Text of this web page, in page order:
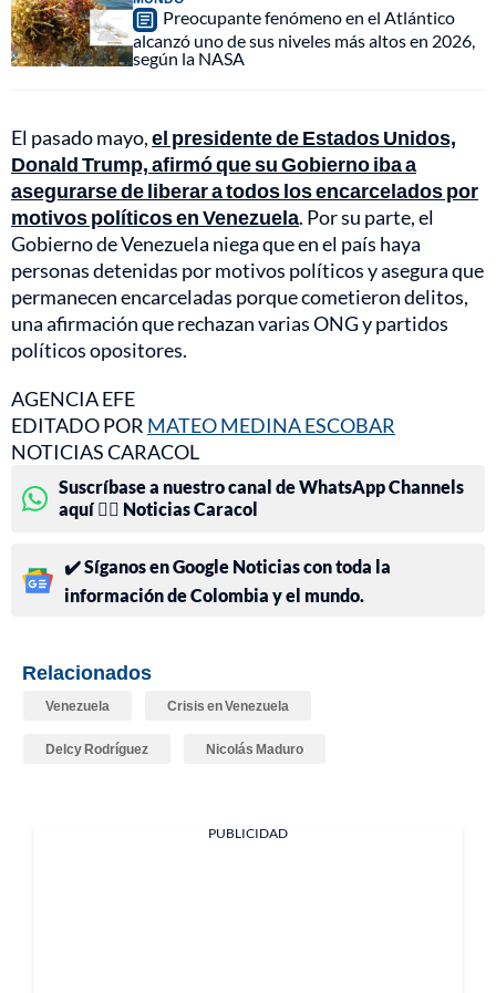
Preocupante fenómeno en el Atlántico
alcanzó uno de sus niveles más altos en 2026,
según la NASA
El pasado mayo,el presidente de Estados Unidos,
Donald Trump, afirmó que su Gobierno iba a
asegurarse de liberar a todos los encarcelados por
motivos políticos en Venezuela. Por su parte, el
Gobierno de Venezuela niega que en el país haya
personas detenidas por motivos políticos y asegura que
permanecen encarceladas porque cometieron delitos,
una afirmación que rechazan varias ONG y partidos
políticos opositores.
AGENCIA EFE
EDITADO POR MATEO MEDINA ESCOBAR
NOTICIAS CARACOL
Suscríbase a nuestro canal de WhatsApp Channels
aquí 👉🏻 Noticias Caracol
✔️ Síganos en Google Noticias con toda la
información de Colombia y el mundo.
Relacionados
Venezuela Crisis en Venezuela
Delcy Rodríguez Nicolás Maduro
PUBLICIDAD